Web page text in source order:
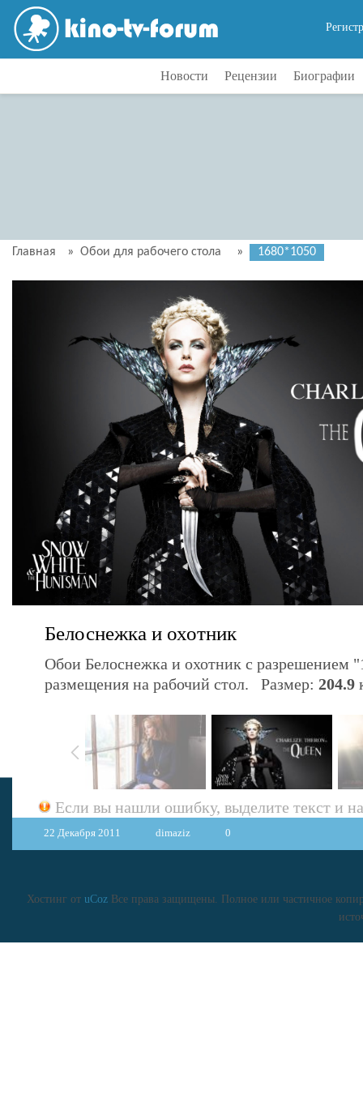
Новости Рецензии Биографии
Главная » Обои для рабочего стола » 1680*1050
Белоснежка и охотник
Обои Белоснежка и охотник с разрешением
размещения на рабочий стол. Размер: 204.9
Если вы нашли ошибку, выделите текст и
22 Декабря 2011 dimaziz 0
Хостинг от uCozВсе права защищены. Полное или частичное